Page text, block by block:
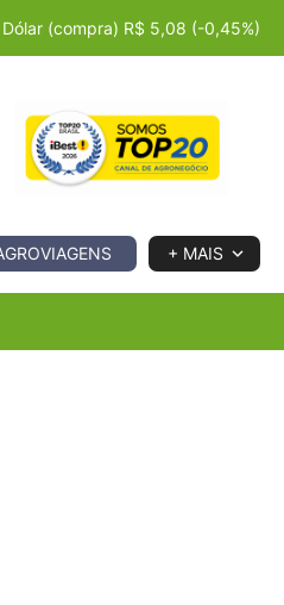
Dólar (compra) R$ 5,08 (-0,45%)
+ MAIS